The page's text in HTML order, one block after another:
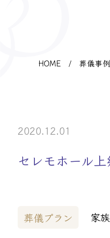
HOME / 葬儀事例
2020.12.01
セレモホール
葬儀プラン 家